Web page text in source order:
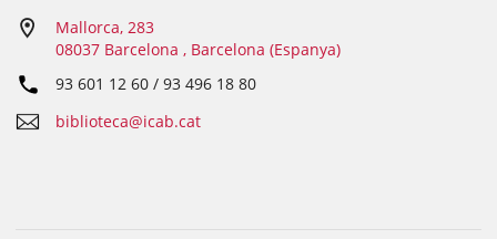
Mallorca, 283
08037 Barcelona , Barcelona (Espanya)
93 601 12 60 / 93 496 18 80
biblioteca@icab.cat